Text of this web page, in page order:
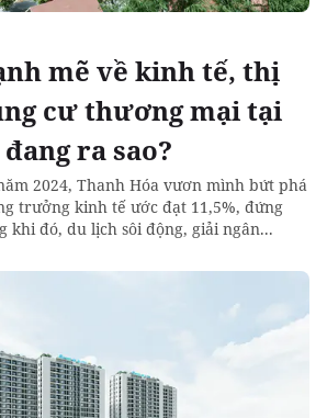
mẽ về kinh tế, thị
cư thương mại tại
ra sao?
2024, Thanh Hóa vươn mình bứt phá
trưởng kinh tế ước đạt 11,5%, đứng
khi đó, du lịch sôi động, giải ngân...